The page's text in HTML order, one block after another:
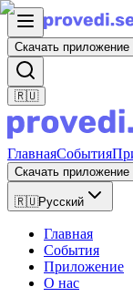
Скачать приложение
🇷🇺
ГлавнаяСобытия
Скачать приложение
🇷🇺Русский
Главная
События
Приложение
О нас